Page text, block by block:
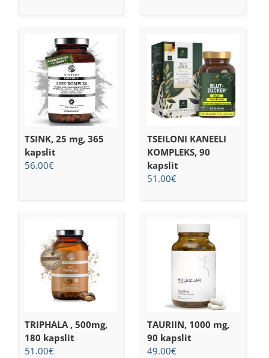
TSINK, 25 mg, 365
kapslit
56.00€
TSEILONI KANEELI
KOMPLEKS, 90
kapslit
51.00€
TRIPHALA , 500mg,
180 kapslit
51.00€
TAURIIN, 1000 mg,
90 kapslit
49.00€